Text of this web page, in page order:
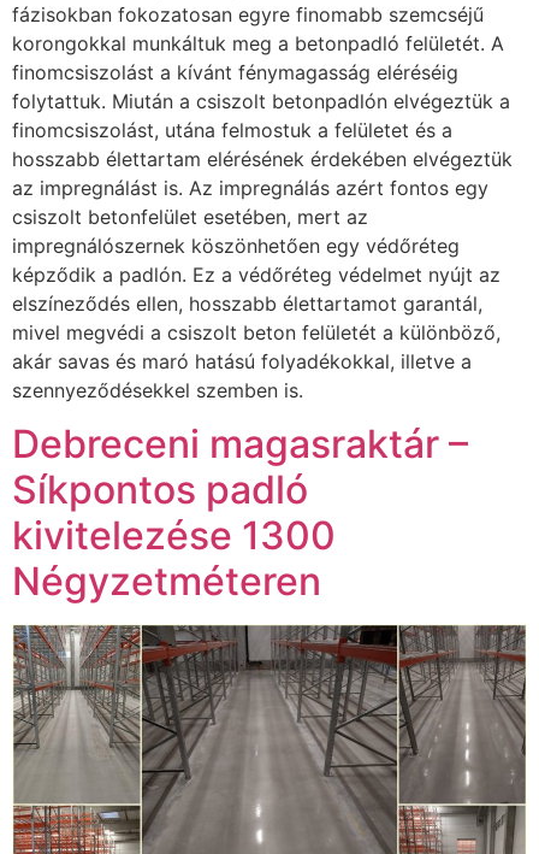
fázisokban fokozatosan egyre finomabb szemcséjű
korongokkal munkáltuk meg a betonpadló felületét. A
finomcsiszolást a kívánt fénymagasság eléréséig
folytattuk. Miután a csiszolt betonpadlón elvégeztük a
finomcsiszolást, utána felmostuk a felületet és a
hosszabb élettartam elérésének érdekében elvégeztük
az impregnálást is. Az impregnálás azért fontos egy
csiszolt betonfelület esetében, mert az
impregnálószernek köszönhetően egy védőréteg
képződik a padlón. Ez a védőréteg védelmet nyújt az
elszíneződés ellen, hosszabb élettartamot garantál,
mivel megvédi a csiszolt beton felületét a különböző,
akár savas és maró hatású folyadékokkal, illetve a
szennyeződésekkel szemben is.
Debreceni magasraktár –
Síkpontos padló
kivitelezése 1300
Négyzetméteren